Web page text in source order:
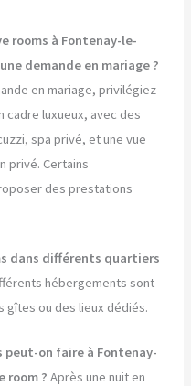
rooms à Fontenay-le-
demande en mariage ?
en mariage, privilégiez
cadre luxueux, avec des
spa privé, et une vue
privé. Certains
des prestations
dans différents quartiers
hébergements sont
gîtes ou des lieux dédiés.
on faire à Fontenay-
room ? Après une nuit en